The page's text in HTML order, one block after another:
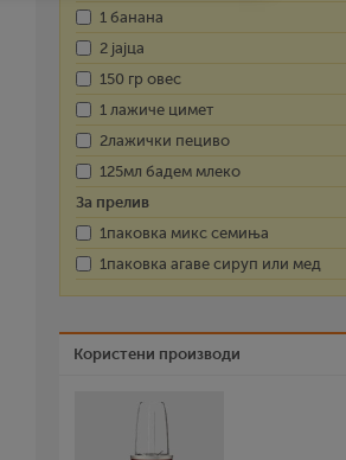
1 банана
2 јајца
150 гр овес
1 лажиче цимет
2лажички пециво
125мл бадем млеко
За прелив
1паковка микс семиња
1паковка агаве сируп или мед
Користени производи